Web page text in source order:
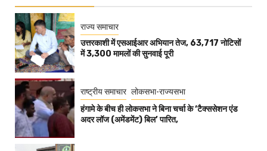
राज्य समाचार
उत्तरकाशी में एसआईआर अभियान तेज, 63,717 नोटिसों
में 3,300 मामलों की सुनवाई पूरी
राष्ट्रीय समाचार लोकसभा-राज्यसभा
हंगामे के बीच ही लोकसभा ने बिना चर्चा के ‘टैक्ससेशन एंड
अदर लॉज (अमेंडमेंट) बिल’ पारित,